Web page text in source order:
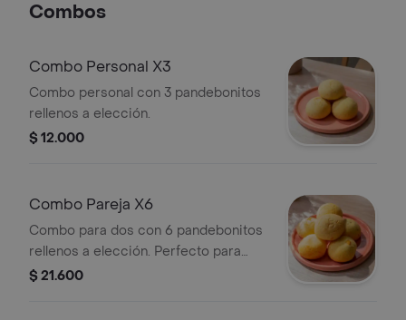
Combos
Combo Personal X3
Combo personal con 3 pandebonitos
rellenos a elección.
$ 12.000
Combo Pareja X6
Combo para dos con 6 pandebonitos
rellenos a elección. Perfecto para
compartir.
$ 21.600